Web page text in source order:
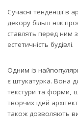
Сучасні тенденції в
декору більш ніж
ставлять перед ним
естетичність будівлі.
Одним із
є штукатурка. Вона
текстури та форми,
творчих ідей
також дозволяють